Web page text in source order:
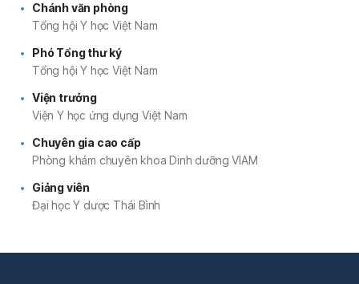
Chánh văn phòng
Tổng hội Y học Việt Nam
Phó Tổng thư ký
Tổng hội Y học Việt Nam
Viện trưởng
Viện Y học ứng dụng Việt Nam
Chuyên gia cao cấp
Phòng khám chuyên khoa Dinh dưỡng VIAM
Giảng viên
Đại học Y dược Thái Bình